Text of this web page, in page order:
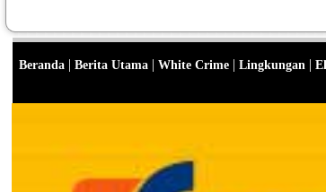
Beranda| Berita Utama| White Crime| Lingkungan |